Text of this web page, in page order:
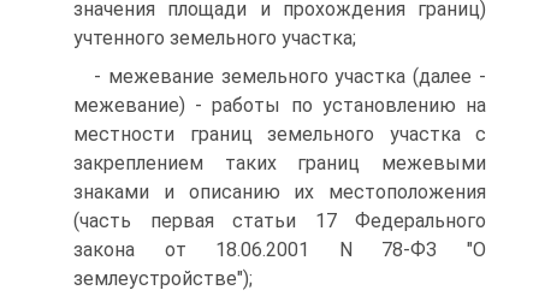
значения площади и прохождения границ)
учтенного земельного участка;
- межевание земельного участка (далее -
межевание) - работы по установлению на
местности границ земельного участка с
закреплением таких границ межевыми
знаками и описанию их местоположения
(часть первая статьи 17 Федерального
закона от 18.06.2001 N 78-ФЗ "О
землеустройстве");